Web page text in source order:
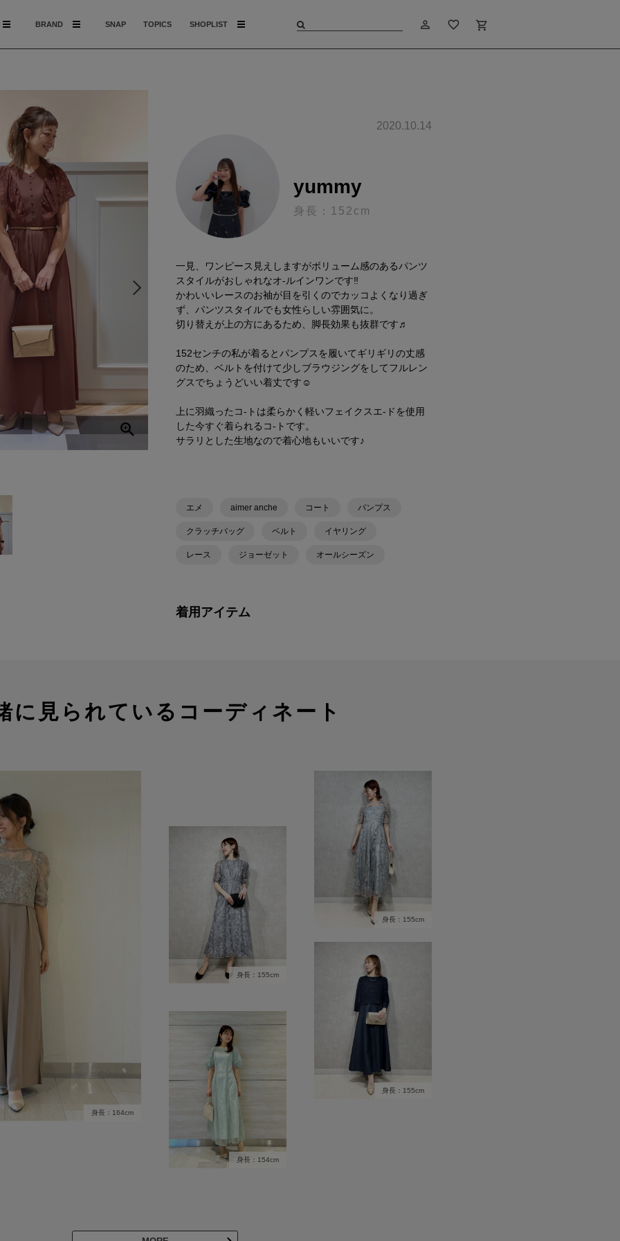
BRAND SNAP TOPICS SHOPLIST person_outline favorite_border shopping_cart
2020.10.14
yummy
身長：152cm
一見、ワンピース見えしますがボリューム感のあるパンツ
スタイルがおしゃれなオ-ルインワンです‼︎
かわいいレースのお袖が目を引くのでカッコよくなり過ぎ
ず、パンツスタイルでも女性らしい雰囲気に。
切り替えが上の方にあるため、脚長効果も抜群です♬
152センチの私が着るとパンプスを履いてギリギリの丈感
のため、ベルトを付けて少しブラウジングをしてフルレン
グスでちょうどいい着丈です☺︎
上に羽織ったコ-トは柔らかく軽いフェイクスエ-ドを使用
した今すぐ着られるコ-トです。
サラリとした生地なので着心地もいいです♪
エメ aimer anche コート パンプス
クラッチバッグ ベルト イヤリング
レース ジョーゼット オールシーズン
着用アイテム
に見られているコーディネート
身長：164cm
身長：155cm
身長：155cm
身長：154cm
身長：155cm